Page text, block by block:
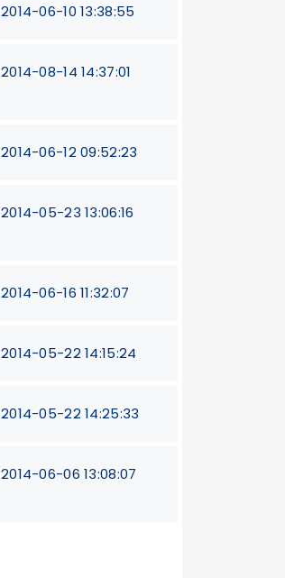
2014-06-10 13:38:55
2014-08-14 14:37:01
2014-06-12 09:52:23
2014-05-23 13:06:16
2014-06-16 11:32:07
2014-05-22 14:15:24
2014-05-22 14:25:33
2014-06-06 13:08:07